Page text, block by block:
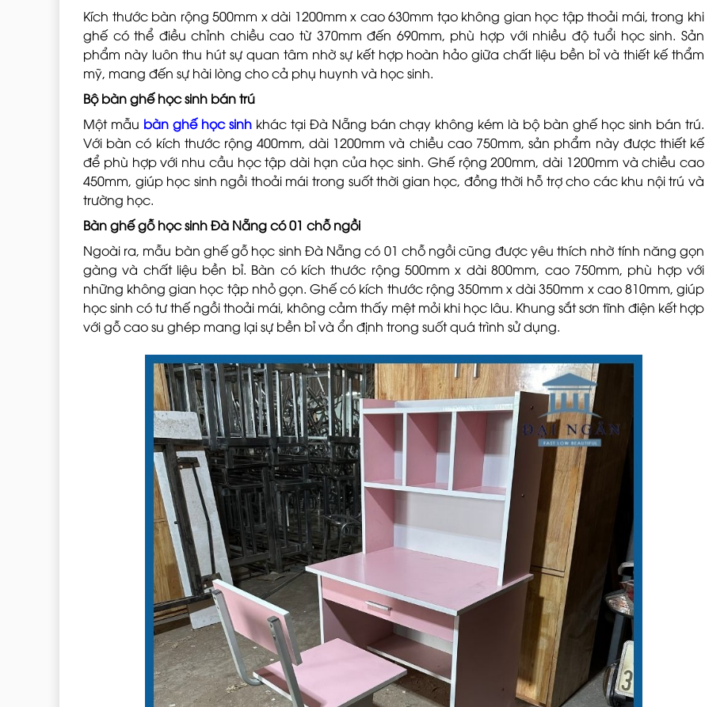
Kích thước bàn rộng 500mm x dài 1200mm x cao 630mm tạo không gian học tập thoải mái, trong khi
ghế có thể điều chỉnh chiều cao từ 370mm đến 690mm, phù hợp với nhiều độ tuổi học sinh. Sản
phẩm này luôn thu hút sự quan tâm nhờ sự kết hợp hoàn hảo giữa chất liệu bền bỉ và thiết kế thẩm
mỹ, mang đến sự hài lòng cho cả phụ huynh và học sinh.
Bộ bàn ghế học sinh bán trú
Một mẫu bàn ghế học sinhkhác tại Đà Nẵng bán chạy không kém là bộ bàn ghế học sinh bán trú.
Với bàn có kích thước rộng 400mm, dài 1200mm và chiều cao 750mm, sản phẩm này được thiết kế
để phù hợp với nhu cầu học tập dài hạn của học sinh. Ghế rộng 200mm, dài 1200mm và chiều cao
450mm, giúp học sinh ngồi thoải mái trong suốt thời gian học, đồng thời hỗ trợ cho các khu nội trú và
trường học.
Bàn ghế gỗ học sinh Đà Nẵng có 01 chỗ ngồi
Ngoài ra, mẫu bàn ghế gỗ học sinh Đà Nẵng có 01 chỗ ngồi cũng được yêu thích nhờ tính năng gọn
gàng và chất liệu bền bỉ. Bàn có kích thước rộng 500mm x dài 800mm, cao 750mm, phù hợp với
những không gian học tập nhỏ gọn. Ghế có kích thước rộng 350mm x dài 350mm x cao 810mm, giúp
học sinh có tư thế ngồi thoải mái, không cảm thấy mệt mỏi khi học lâu. Khung sắt sơn tĩnh điện kết hợp
với gỗ cao su ghép mang lại sự bền bỉ và ổn định trong suốt quá trình sử dụng.